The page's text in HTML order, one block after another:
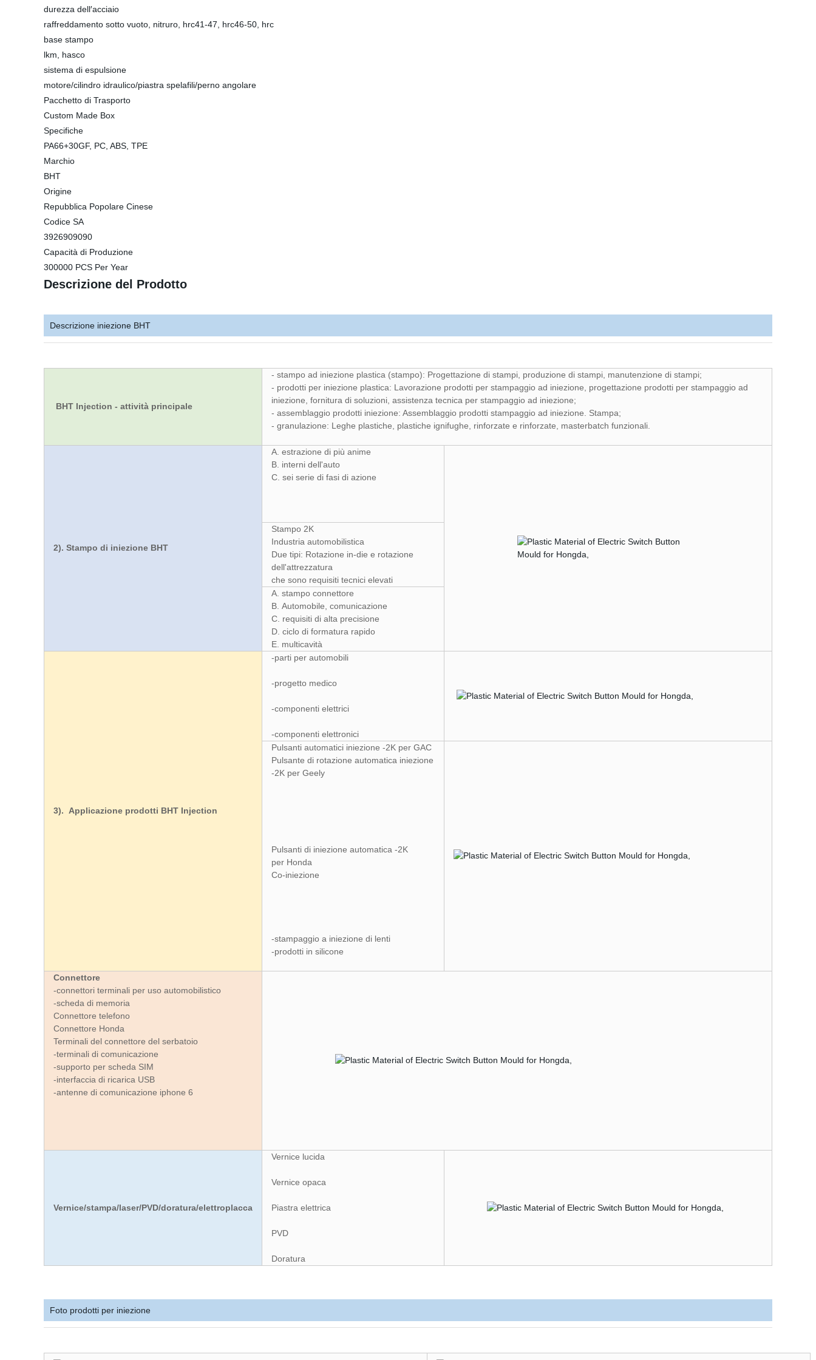
durezza dell′acciaio
raffreddamento sotto vuoto, nitruro, hrc41-47, hrc46-50, hrc
base stampo
lkm, hasco
sistema di espulsione
motore/cilindro idraulico/piastra spelafili/perno angolare
Pacchetto di Trasporto
Custom Made Box
Specifiche
PA66+30GF, PC, ABS, TPE
Marchio
BHT
Origine
Repubblica Popolare Cinese
Codice SA
3926909090
Capacità di Produzione
300000 PCS Per Year
Descrizione del Prodotto
Descrizione iniezione BHT
BHT Injection - attività principale
- stampo ad iniezione plastica (stampo): Progettazione di stampi, produzione di stampi, manutenzione di stampi;
- prodotti per iniezione plastica: Lavorazione prodotti per stampaggio ad iniezione, progettazione prodotti per stampaggio ad
iniezione, fornitura di soluzioni, assistenza tecnica per stampaggio ad iniezione;
- assemblaggio prodotti iniezione: Assemblaggio prodotti stampaggio ad iniezione. Stampa;
- granulazione: Leghe plastiche, plastiche ignifughe, rinforzate e rinforzate, masterbatch funzionali.
2). Stampo di iniezione BHT
A. estrazione di più anime
B. interni dell'auto
C. sei serie di fasi di azione
Stampo 2K
Industria automobilistica
Due tipi: Rotazione in-die e rotazione
dell'attrezzatura
che sono requisiti tecnici elevati
A. stampo connettore
B. Automobile, comunicazione
C. requisiti di alta precisione
D. ciclo di formatura rapido
E. multicavità
3). Applicazione prodotti BHT Injection
-parti per automobili
-progetto medico
-componenti elettrici
-componenti elettronici
Pulsanti automatici iniezione -2K per GAC
Pulsante di rotazione automatica iniezione
-2K per Geely
Pulsanti di iniezione automatica -2K
per Honda
Co-iniezione
-stampaggio a iniezione di lenti
-prodotti in silicone
Connettore
-connettori terminali per uso automobilistico
-scheda di memoria
Connettore telefono
Connettore Honda
Terminali del connettore del serbatoio
-terminali di comunicazione
-supporto per scheda SIM
-interfaccia di ricarica USB
-antenne di comunicazione iphone 6
Vernice/stampa/laser/PVD/doratura/elettroplacca
Vernice lucida
Vernice opaca
Piastra elettrica
PVD
Doratura
Foto prodotti per iniezione